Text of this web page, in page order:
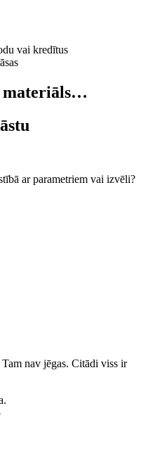
vai kredītus
ar parametriem vai izvēli?
nav jēgas. Citādi viss ir